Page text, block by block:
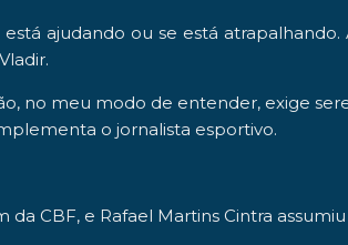
está ajudando ou se está
Vladir.
no meu modo de entender, exige
o jornalista esportivo.
da CBF, e Rafael Martins Cintra